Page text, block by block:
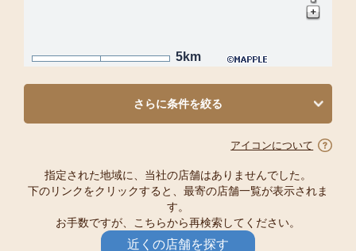
5km
さらに条件を絞る
アイコンについて
指定された地域に、当社の店舗はありませんでした。
下のリンクをクリックすると、最寄の店舗一覧が表示されま
す。
お手数ですが、こちらから再検索してください。
近くの店舗を探す